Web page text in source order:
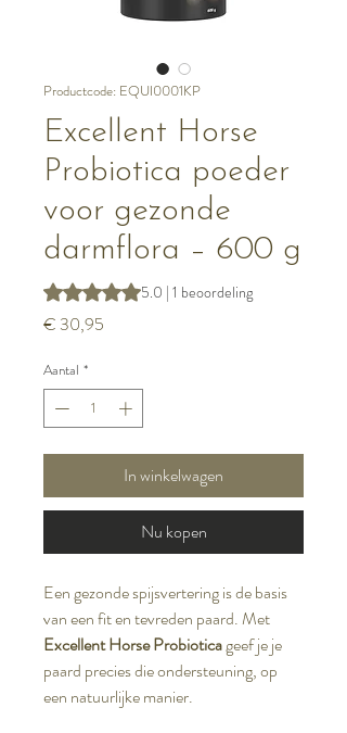
Productcode: EQUI0001KP
Excellent Horse
Probiotica poeder
voor gezonde
darmflora – 600 g
Waardering is 5.0 op vijf sterren op
5.0 | 1 beoordeling
€ 30,95
Aantal *
In winkelwagen
Nu kopen
Een gezonde spijsvertering is de basis
van een fit en tevreden paard. Met
Excellent Horse Probioticageef je je
paard precies die ondersteuning, op
een natuurlijke manier.